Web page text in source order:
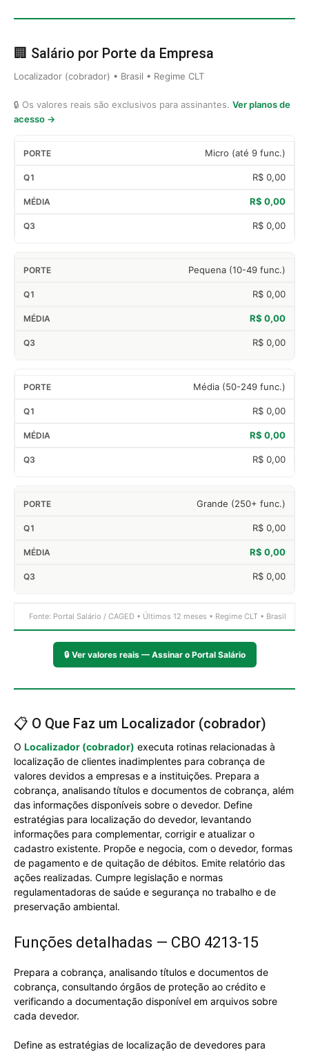
🏢 Salário por Porte da Empresa
Localizador (cobrador) • Brasil • Regime CLT
🔒 Os valores reais são exclusivos para assinantes. Ver planos de
acesso →
Micro (até 9 func.)
R$ 0,00
R$ 0,00
R$ 0,00
Pequena (10-49 func.)
R$ 0,00
R$ 0,00
R$ 0,00
Média (50-249 func.)
R$ 0,00
R$ 0,00
R$ 0,00
Grande (250+ func.)
R$ 0,00
R$ 0,00
R$ 0,00
Fonte: Portal Salário / CAGED • Últimos 12 meses • Regime CLT • Brasil
🔒 Ver valores reais — Assinar o Portal Salário
📋 O Que Faz um Localizador (cobrador)
O Localizador (cobrador) executa rotinas relacionadas à
localização de clientes inadimplentes para cobrança de
valores devidos a empresas e a instituições. Prepara a
cobrança, analisando títulos e documentos de cobrança, além
das informações disponíveis sobre o devedor. Define
estratégias para localização do devedor, levantando
informações para complementar, corrigir e atualizar o
cadastro existente. Propõe e negocia, com o devedor, formas
de pagamento e de quitação de débitos. Emite relatório das
ações realizadas. Cumpre legislação e normas
regulamentadoras de saúde e segurança no trabalho e de
preservação ambiental.
Funções detalhadas — CBO 4213-15
Prepara a cobrança, analisando títulos e documentos de
cobrança, consultando órgãos de proteção ao crédito e
verificando a documentação disponível em arquivos sobre
cada devedor.
Define as estratégias de localização de devedores para